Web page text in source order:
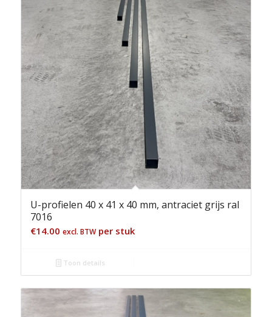
U-profielen 40 x 41 x 40 mm, antraciet grijs ral
7016
€14.00 excl. BTWper stuk
Toon details